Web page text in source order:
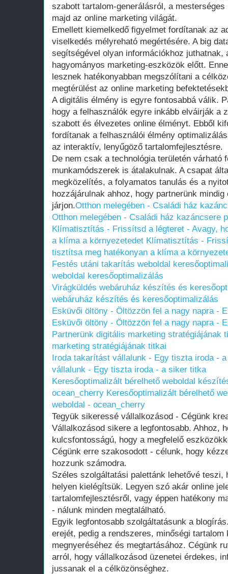
szabott tartalom-generálásról, a
majd az online marketing világát.
Emellett kiemelkedő figyelmet fordítanak az
viselkedés mélyreható megértésére. A big
segítségével olyan információkhoz juthatnak,
hagyományos marketing-eszközök előtt.
lesznek hatékonyabban megszólítani a
megtérülést az online marketing
A digitális élmény is egyre fontosabbá válik.
hogy a felhasználók egyre inkább elváirják a
szabott és élvezetes online élményt. Ebből
fordítanak a felhasználói élmény
az interaktív, lenyűgöző tartalomfejlesztésre.
De nem csak a technológia területén várható
munkamódszerek is átalakulnak. A csapat
megközelítés, a folyamatos tanulás és a
hozzájárulnak ahhoz, hogy partnerünk
járjon.Otthon melegében - Családi ház
Otthon melegében - Családi ház kazáncsere
Klímatisztítás - Frissítsd a légteret - Avagy,
a klíma a környezetedet Klímatisztítás -
tisztítsa meg hatékonyan a klíma a
Festés utáni takarítás weboldal
weboldal keresőoptimalizálás
Virágküldés webáruház készítés és
webáruház készítés és keresőoptimalizálás
Esküvői öltöny - Öltözzön fel a nagy napra -
Esküvői öltöny - Öltözzön fel a nagy napra -
Partnerünk digitális marketing stratégiájának
marketing stratégiájának titkai
Iroda takarítást vállalunk - Egy tiszta iroda -
vállalunk - Egy tiszta iroda - a siker titka
Keresőoptimalizált bérelhető weboldal
ocean_cherry Keresőoptimalizált bérelhető
weboldal - ocean_cherry
Tegyük sikeressé vállalkozásod - Cégünk
Vállalkozásod sikere a legfontosabb. Ahhoz,
kulcsfontosságú, hogy a megfelelő
Cégünk erre szakosodott - célunk, hogy
hozzunk számodra.
Széles szolgáltatási palettánk lehetővé teszi,
helyen kielégítsük. Legyen szó akár online
tartalomfejlesztésről, vagy éppen hatékony
- nálunk minden megtalálható.
Egyik legfontosabb szolgáltatásunk a
erejét, pedig a rendszeres, minőségi
megnyeréséhez és megtartásához. Cégünk
arról, hogy vállalkozásod üzenetei érdekes,
jussanak el a célközönséghez.